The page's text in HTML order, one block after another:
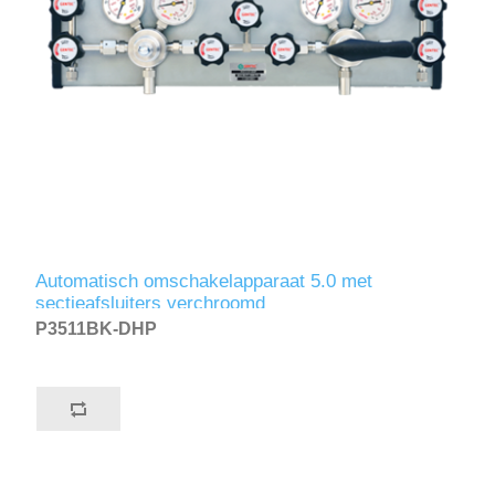
Automatisch omschakelapparaat 5.0 met
sectieafsluiters verchroomd
P3511BK-DHP